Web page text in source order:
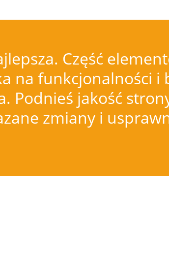
Część
na funkcjonalności i
Podnieś jakość
zmiany i